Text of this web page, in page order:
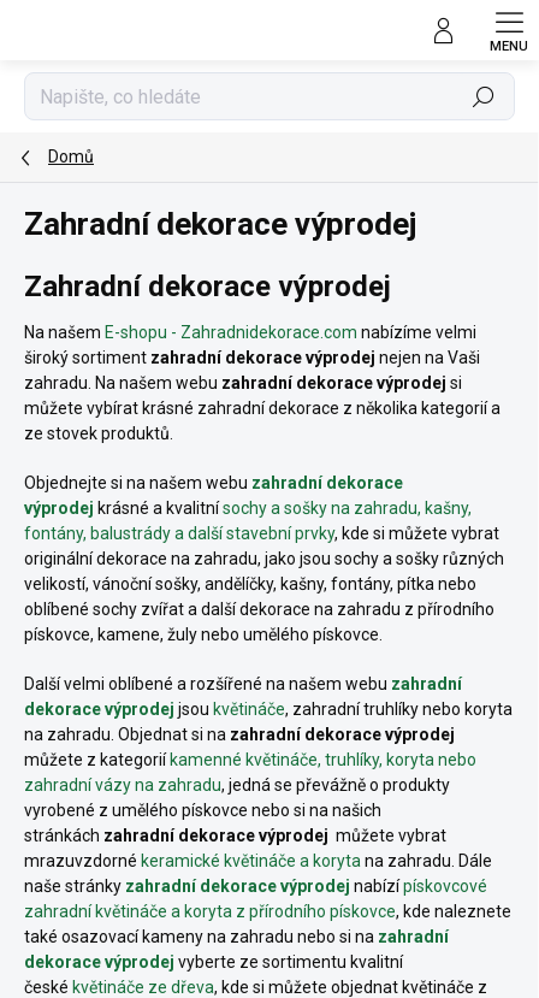
Hledat
Domů
Zahradní dekorace výprodej
Zahradní dekorace výprodej
Na našem E-shopu - Zahradnidekorace.com nabízíme velmi
široký sortiment zahradní dekorace výprodej nejen na Vaši
zahradu. Na našem webu zahradní dekorace výprodej si
můžete vybírat krásné zahradní dekorace z několika kategorií a
ze stovek produktů.
Objednejte si na našem webu zahradní dekorace
výprodej krásné a kvalitnísochy a sošky na zahradu, kašny,
fontány, balustrády a další stavební prvky, kde si můžete vybrat
originální dekorace na zahradu, jako jsou sochy a sošky různých
velikostí, vánoční sošky, andělíčky, kašny, fontány, pítka nebo
oblíbené sochy zvířat a další dekorace na zahradu z přírodního
pískovce, kamene, žuly nebo umělého pískovce.
Další velmi oblíbené a rozšířené na našem webu zahradní
dekorace výprodej jsou květináče, zahradní truhlíky nebo koryta
na zahradu. Objednat si na zahradní dekorace výprodej
můžete z kategorií kamenné květináče, truhlíky, koryta nebo
zahradní vázy na zahradu, jedná se převážně o produkty
vyrobené z umělého pískovce nebo si na našich
stránkách zahradní dekorace výprodej můžete vybrat
mrazuvzdorné keramické květináče a koryta na zahradu. Dále
naše stránky zahradní dekorace výprodej nabízípískovcové
zahradní květináče a koryta z přírodního pískovce, kde naleznete
také osazovací kameny na zahradu nebo si na zahradní
dekorace výprodej vyberte ze sortimentu kvalitní
české květináče ze dřeva, kde si můžete objednat květináče z